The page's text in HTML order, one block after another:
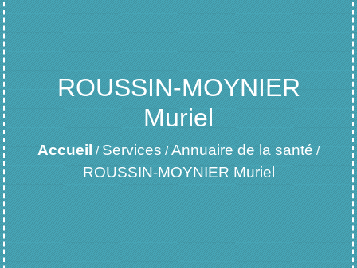
ROUSSIN-MOYNIER
Muriel
Accueil / Services /Annuaire de la santé /
ROUSSIN-MOYNIER Muriel